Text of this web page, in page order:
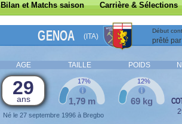
Bilan et Matchs saison Carrière & Sélections
GENOA (ITA)
Début
prêté
AGE TAILLE POIDS
29
ans
Né le 27 septembre 1996 à Bregbo
1,79 m
17%
69 kg
12%